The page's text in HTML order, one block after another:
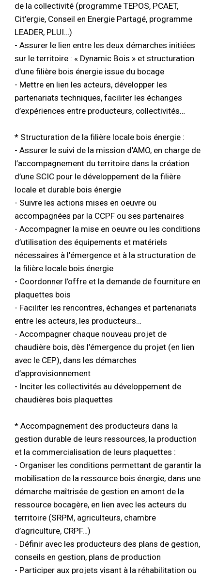
de la collectivité (programme TEPOS, PCAET,
Cit’ergie, Conseil en Energie Partagé, programme
LEADER, PLUI…)
- Assurer le lien entre les deux démarches initiées
sur le territoire : « Dynamic Bois » et structuration
d’une filière bois énergie issue du bocage
- Mettre en lien les acteurs, développer les
partenariats techniques, faciliter les échanges
d’expériences entre producteurs, collectivités…
* Structuration de la filière locale bois énergie :
- Assurer le suivi de la mission d’AMO, en charge de
l’accompagnement du territoire dans la création
d’une SCIC pour le développement de la filière
locale et durable bois énergie
- Suivre les actions mises en oeuvre ou
accompagnées par la CCPF ou ses partenaires
- Accompagner la mise en oeuvre ou les conditions
d’utilisation des équipements et matériels
nécessaires à l’émergence et à la structuration de
la filière locale bois énergie
- Coordonner l’offre et la demande de fourniture en
plaquettes bois
- Faciliter les rencontres, échanges et partenariats
entre les acteurs, les producteurs…
- Accompagner chaque nouveau projet de
chaudière bois, dès l’émergence du projet (en lien
avec le CEP), dans les démarches
d’approvisionnement
- Inciter les collectivités au développement de
chaudières bois plaquettes
* Accompagnement des producteurs dans la
gestion durable de leurs ressources, la production
et la commercialisation de leurs plaquettes :
- Organiser les conditions permettant de garantir la
mobilisation de la ressource bois énergie, dans une
démarche maîtrisée de gestion en amont de la
ressource bocagère, en lien avec les acteurs du
territoire (SRPM, agriculteurs, chambre
d’agriculture, CRPF…)
- Définir avec les producteurs des plans de gestion,
conseils en gestion, plans de production
- Participer aux projets visant à la réhabilitation ou